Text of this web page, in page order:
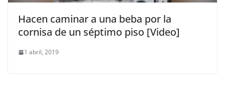
Hacen caminar a una beba por la
cornisa de un séptimo piso [Video]
1 abril, 2019